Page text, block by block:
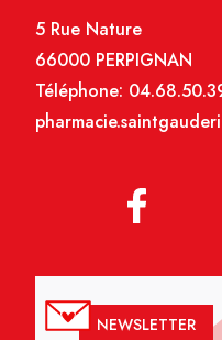
5 Rue Nature
66000 PERPIGNAN
Téléphone:
NEWSLETTER